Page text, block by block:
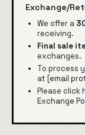
Exchange/
We offer a
receiving.
Final sale
exchanges.
To process
at [email
Please click
Exchange